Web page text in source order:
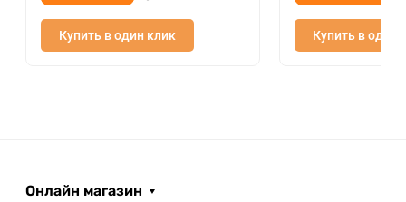
Купить в один клик Купить в один
Онлайн магазин